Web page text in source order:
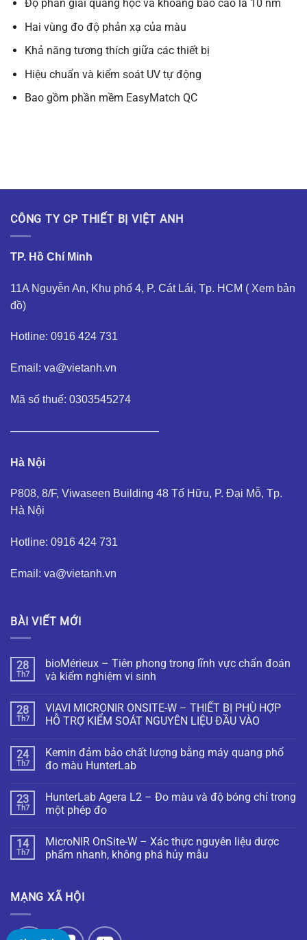
Độ phân giải quang học và khoảng báo cáo là 10 nm
Hai vùng đo độ phản xạ của màu
Khả năng tương thích giữa các thiết bị
Hiệu chuẩn và kiểm soát UV tự động
Bao gồm phần mềm EasyMatch QC
CÔNG TY CP THIẾT BỊ VIỆT ANH
TP. Hồ Chí Minh
11A Nguyễn An, Khu phố 4, P. Cát Lái, Tp. HCM ( Xem bản
đồ)
Hotline: 0916 424 731
Email: va@vietanh.vn
Mã số thuế: 0303545274
—————————————–
Hà Nội
P808, 8/F, Viwaseen Building 48 Tố Hữu, P. Đại Mỗ, Tp.
Hà Nội
Hotline: 0916 424 731
Email: va@vietanh.vn
BÀI VIẾT MỚI
28
Th7
bioMérieux – Tiên phong trong lĩnh vực chẩn đoán
và kiểm nghiệm vi sinh
28
Th7
VIAVI MICRONIR ONSITE-W – THIẾT BỊ PHÙ HỢP
HỖ TRỢ KIỂM SOÁT NGUYÊN LIỆU ĐẦU VÀO
24
Th7
Kemin đảm bảo chất lượng bằng máy quang phổ
đo màu HunterLab
23
Th7
HunterLab Agera L2 – Đo màu và độ bóng chỉ trong
một phép đo
14
Th7
MicroNIR OnSite-W – Xác thực nguyên liệu dược
phẩm nhanh, không phá hủy mẫu
MẠNG XÃ HỘI